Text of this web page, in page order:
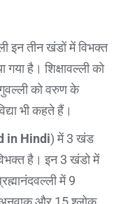
इन तीन खंडों में विभक्त
है। शिक्षावल्ली को
को वरुण के
भी कहते हैं।
in Hindi) में 3 खंड
है। इन 3 खंडो में
में 9